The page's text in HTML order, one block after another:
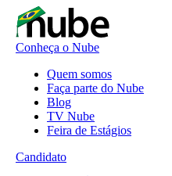
Conheça o Nube
Quem somos
Faça parte do Nube
Blog
TV Nube
Feira de Estágios
Candidato